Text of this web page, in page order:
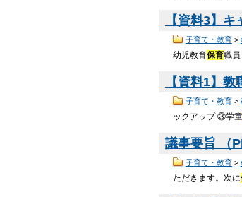
【資料3】
子育て・教育>
幼児教育保育職
【資料1】
子育て・教育>
ックアップ ③学
議事要旨 （
子育て・教育>
ただきます。次に